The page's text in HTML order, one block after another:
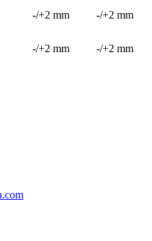
-/+2 mm
-/+2 mm
-/+2 mm -/+2 mm